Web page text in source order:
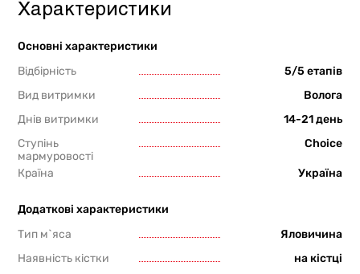
Характеристики
Основні характеристики
Відбірність
5/5 етапів
Вид витримки
Волога
Днів витримки
14-21 день
Ступінь
мармуровості
Choice
Країна Україна
Додаткові характеристики
Тип м`яса
Яловичина
Наявність кістки
на кістці